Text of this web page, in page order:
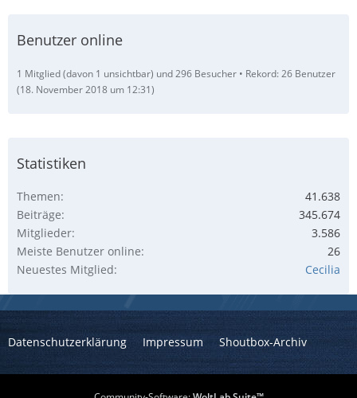
Benutzer online
1 Mitglied (davon 1 unsichtbar) und 296 Besucher
Rekord: 26 Benutzer
(18. November 2018 um 12:31)
Statistiken
Themen
41.638
Beiträge
345.674
Mitglieder
3.586
Meiste Benutzer online
26
Neuestes Mitglied
Cecilia
Datenschutzerklärung Impressum Shoutbox-Archiv